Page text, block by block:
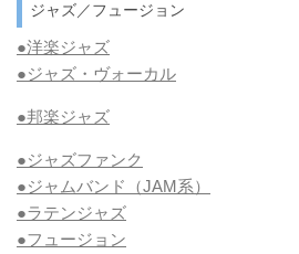
ジャズ／フュージョン
●洋楽ジャズ
●ジャズ・ヴォーカル
●邦楽ジャズ
●ジャズファンク
●ジャムバンド（JAM系）
●ラテンジャズ
●フュージョン